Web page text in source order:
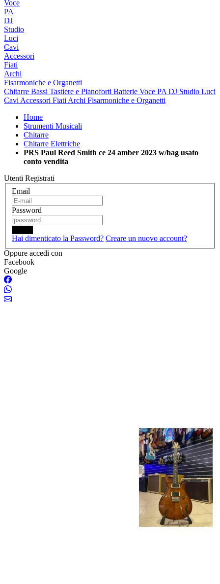
Voce
PA
DJ
Studio
Luci
Cavi
Accessori
Fiati
Archi
Fisarmoniche e Organetti
Chitarre Bassi Tastiere e Pianoforti Batterie Voce PA DJ Studio Luci
Cavi Accessori Fiati Archi Fisarmoniche e Organetti
Home
Strumenti Musicali
Chitarre
Chitarre Elettriche
PRS Paul Reed Smith ce 24 amber 2023 w/bag usato
conto vendita
Utenti Registrati
Email
Password
Hai dimenticato la Password? Creare un nuovo account?
Oppure accedi con
Facebook
Google